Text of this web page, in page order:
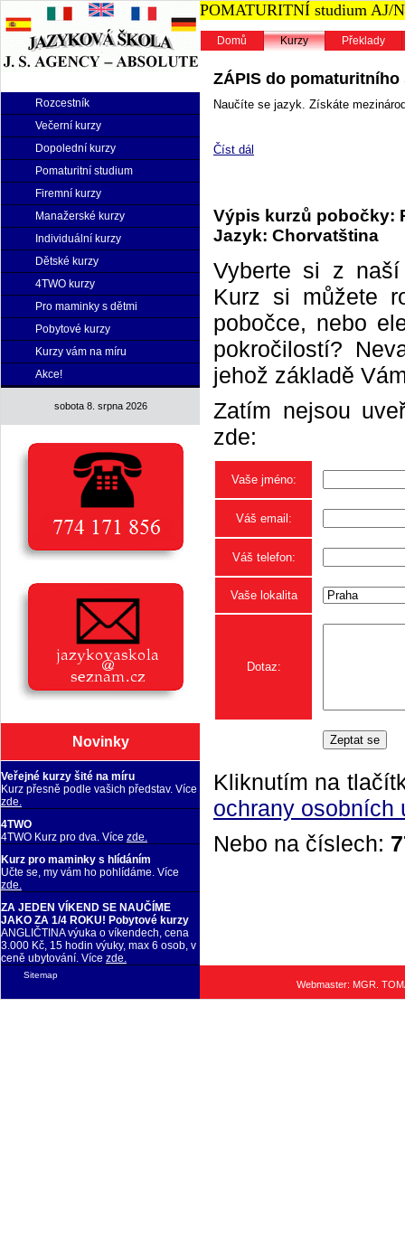
Rozcestník
Večerní kurzy
Dopolední kurzy
Pomaturitní studium
Firemní kurzy
Manažerské kurzy
Individuální kurzy
Dětské kurzy
4TWO kurzy
Pro maminky s dětmi
Pobytové kurzy
Kurzy vám na míru
Akce!
sobota 8. srpna 2026
Novinky
Veřejné kurzy šité na míru
Kurz přesně podle vašich představ. Více
zde.
4TWO
4TWO Kurz pro dva. Více zde.
Kurz pro maminky s hlídáním
Učte se, my vám ho pohlídáme. Více
zde.
ZA JEDEN VÍKEND SE NAUČÍME
JAKO ZA 1/4 ROKU! Pobytové kurzy
ANGLIČTINA výuka o víkendech, cena
3.000 Kč, 15 hodin výuky, max 6 osob, v
ceně ubytování. Více zde.
POMATURITNÍ studium AJ/
Domů Kurzy Překlady
ZÁPIS do pomaturitního
Naučíte se jazyk. Získáte
Číst dál
Výpis kurzů pobočky:
Jazyk: Chorvatština
Vyberte si z
Kurz si můžete
pobočce, nebo
pokročilostí?
jehož základě
Zatím nejsou
zde:
Vaše jméno:
Váš email:
Váš telefon:
Vaše lokalita
Dotaz:
Kliknutím na
ochrany osobních
Nebo na číslech:
Webmaster: MGR.
Sitemap